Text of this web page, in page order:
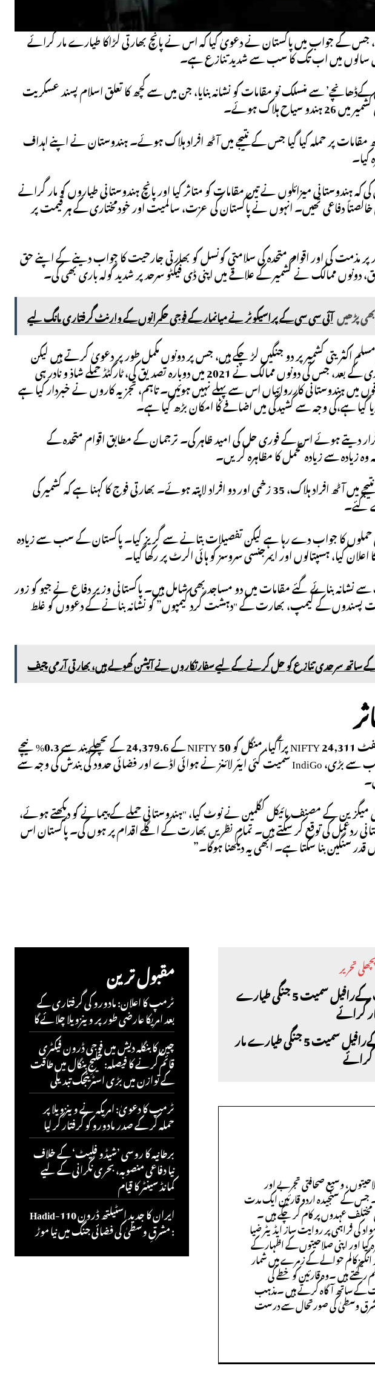
جس کے جواب میں پاکستان نے دعویٰ کیا کہ اس نے پانچ بھارتی لڑاکا طیارے مار گرائے
سالوں میں اب تک کا سب سے شدید تنازع ہے۔
سے منسلک نو مقامات کو نشانہ بنایا، جن میں سے کچھ کا تعلق اسلام پسند عسکریت
ہلاک ہوئے۔
پر حملہ کیا گیا جس کے نتیجے میں آٹھ افراد ہلاک ہوئے۔ ہندوستان نے اپنے اہداف
میزائلوں نے تین مقامات کو متاثر کیا اور پانچ ہندوستانی طیاروں کو مار گرانے
دفاعی تھیں۔ انہوں نے پاکستان کی عزت، سالمیت اور خودمختاری کے ہر قیمت پر
مذمت کی اور اقوام متحدہ کی سلامتی کونسل کو بھارتی جارحیت کا جواب دینے کے اپنے حق
ممالک نے کشمیر کے علاقے میں اپنی ڈی فیکٹو سرحد پر شدید گولہ باری بھی کی۔
پڑھیںآئی سی سی کے پراسیکوٹر نے میانمار کے فوجی حکمرانوں کے وارنٹ گرفتاری مانگ لیے
مسلم اکثریتی کشمیر پر دو جنگیں لڑ چکے ہیں، جس پر دونوں مکمل طور پر دعویٰ کرتے ہیں لیکن
صرف کچھ حصوں پر کنٹرول رکھتے ہیں۔ 2003 میں جنگ بندی کے بعد، جس کی دونوں ممالک نے 2021 میں دوبارہ تصدیق کی، ٹارگٹڈ حملے شاذ و نادر ہی
میں ہندوستانی کارروائیاں اس سے پہلے نہیں ہوئیں۔ تاہم، تجزیہ کاروں نے خبردار کیا ہے
گیا ہے،کی وجہ سے کشیدگی میں اضافے کا امکان بڑھ گیا ہے۔
دیتے ہوئے اس کے فوری حل کی امید ظاہر کی۔ ترجمان کے مطابق اقوام متحدہ کے
زیادہ سے زیادہ تحمل کا مظاہرہ کریں۔
پاکستانی فوج کے ترجمان نے بتایا کہ ہندوستانی حملوں کے نتیجے میں آٹھ افراد ہلاک، 35 زخمی اور دو افراد لاپتہ ہوئے۔ بھارتی فوج کا کہنا ہے کہ کشمیر کی
گئے۔
حملوں کا جواب دے رہا ہے لیکن تفصیلات بتانے سے گریز کیا۔ پاکستان کے سب سے زیادہ
کیا، ہسپتالوں اور ایمرجنسی سروسز کو ہائی الرٹ پر رکھا گیا۔
سے نشانہ بنائے گئے مقامات میں دو مساجد بھی شامل ہیں۔ پاکستانی وزیر دفاع نے جیو کو زور
پسندوں کے کیمپ، بھارت کے "دہشت گرد کیمپوں” کو نشانہ بنانے کے دعووں کو غلط
ساتھ سرحدی تنازع کو حل کرنے کے لیے سفارتکاروں نے آپشن کھولے ہیں، بھارتی آرمی چیف
حملے کی خبروں کا ہندوستانی اسٹاک فیوچر پر ہلکا سا اثر پڑا، گفٹ NIFTY 24,311 پرآگیا، منگل کو NIFTY 50 کے 24,379.6 کے پچھلے بند سے 0.3% نیچے
آگیا۔ ایئر انڈیا اور قطر ایئرویز کے ساتھ ساتھ بھارت کی سب سے بڑی، IndiGo سمیت کئی ایئر لائنز نے ہوائی اڈے اور فضائی حدود کی بندش کی وجہ سے
میگزین کے مصنف مائیکل کگلمین نے نوٹ کیا، "ہندوستانی حملے کے پیمانے کو دیکھتے ہوئے،
ہم پاکستانی ردعمل کی توقع کر سکتے ہیں۔ تمام نظریں بھارت کے اگلے اقدام پر ہوں گی۔ پاکستان اس
سنگین بنا سکتا ہے۔ ابھی یہ دیکھنا ہوگا۔”
تحریر
پاک فضائیہ نے بھارت کےرافیل سمیت 5 جنگی طیارے مار
گرائے
، وسیع صحافتی تجربے اور
جس کے سنجیدہ اردو قارئین ایک مدت
عہدوں پر کام کر چکے ہیں ۔
کی فراہمی پر روایت ساز ایڈیٹر ضیا
اور اپنی صلاحیتوں کے اظہار کے
کالم حوالے کے زمرے میں شمار
ہیں ۔وہ قارئین کو خطے کی
کے ساتھ آگاہ کرتے ہیں ۔مذہب
مشرق وسطیٰ کی صورتحال سے درست
مقبول ترین
ٹرمپ کا اعلان: مادورو کی گرفتاری کے
بعد امریکا عارضی طور پر وینزویلا چلائے گا
چین کا بنگلہ دیش میں فوجی ڈرون فیکٹری
قائم کرنے کا فیصلہ: خلیجِ بنگال میں طاقت
کے توازن میں بڑی اسٹریٹجک تبدیلی
ٹرمپ کا دعویٰ: امریکہ نے وینزویلا پر
حملہ کر کے صدر مادورو کو گرفتار کر لیا
برطانیہ کا روسی ’شیڈو فلیٹ‘ کے خلاف
نیا دفاعی منصوبہ، بحری نگرانی کے لیے
کمانڈ سینٹر کا قیام
ایران کا جدید اسٹیلتھ ڈرون Hadid-110
: مشرقِ وسطیٰ کی فضائی جنگ میں نیا موڑ